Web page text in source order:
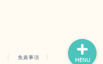
免責事項 MENU